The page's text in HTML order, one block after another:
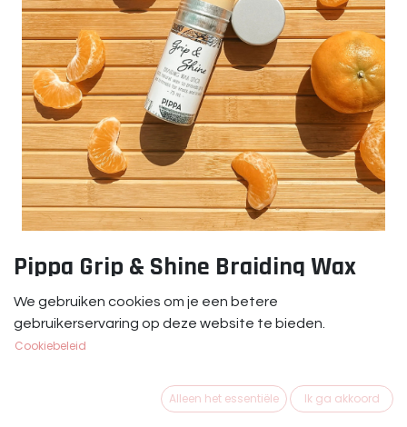
Pippa Grip & Shine Braiding Wax
Stick
Pippa Grip & Shine Braiding Wax Stick 75 ml
We gebruiken cookies om je een betere
gebruikerservaring op deze website te bieden.
Cookiebeleid
Alleen het essentiële Ik ga akkoord